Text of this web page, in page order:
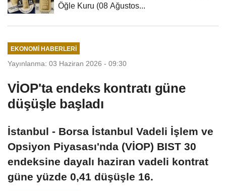
Öğle Kuru (08 Ağustos...
EKONOMI HABERLERI
Yayınlanma: 03 Haziran 2026 - 09:30
VİOP'ta endeks kontratı güne
düşüşle başladı
İstanbul - Borsa İstanbul Vadeli İşlem ve
Opsiyon Piyasası'nda (VİOP) BIST 30
endeksine dayalı haziran vadeli kontrat
güne yüzde 0,41 düşüşle 16.